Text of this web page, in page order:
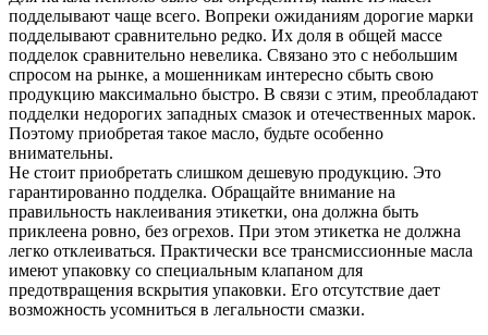
подделывают чаще всего. Вопреки ожиданиям дорогие марки
подделывают сравнительно редко. Их доля в общей массе
подделок сравнительно невелика. Связано это с небольшим
спросом на рынке, а мошенникам интересно сбыть свою
продукцию максимально быстро. В связи с этим, преобладают
подделки недорогих западных смазок и отечественных марок.
Поэтому приобретая такое масло, будьте особенно
внимательны.
Не стоит приобретать слишком дешевую продукцию. Это
гарантированно подделка. Обращайте внимание на
правильность наклеивания этикетки, она должна быть
приклеена ровно, без огрехов. При этом этикетка не должна
легко отклеиваться. Практически все трансмиссионные масла
имеют упаковку со специальным клапаном для
предотвращения вскрытия упаковки. Его отсутствие дает
возможность усомниться в легальности смазки.